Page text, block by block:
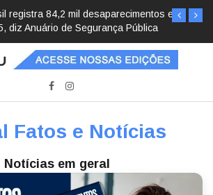
registra 84,2 mil desaparecimentos em
diz Anuário de Segurança Pública
Fatos e Notícias
Notícias em geral